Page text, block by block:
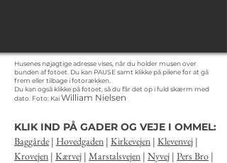
Husenes nøjagtige adresse vises, når du holder musen over
bunden af fotoet. Du kan PAUSE samt klikke på pilene for at gå
frem eller tilbage i fotorækken.
Du kan også klikke på fotoet, så du får det op i fuld skærm med
dato. Foto: KaiWilliam Nielsen
KLIK IND PÅ GADER OG VEJE I OMMEL:
Baggårde | Hovedgaden | Kirkevejen | Klevenvej |
Krovejen | Kærvej | Marstalsvejen | Nyvej | Pers Bro |